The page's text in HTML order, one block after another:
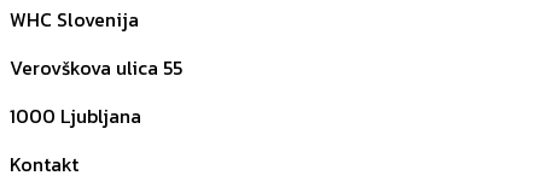
WHC Slovenija
Verovškova ulica 55
1000 Ljubljana
Kontakt